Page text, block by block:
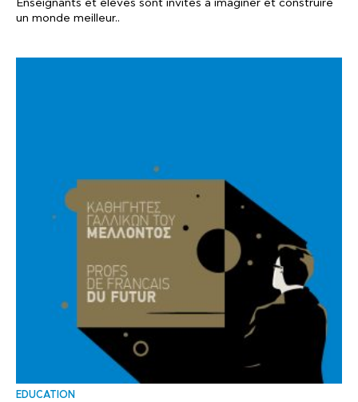
Enseignants et élèves sont invités à imaginer et construire
un monde meilleur..
EDUCATION